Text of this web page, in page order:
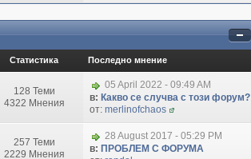
Статистика Последно мнение
128 Теми
4322 Мнения
05 April 2022 - 09:49 AM
в: Какво се случва с този форум?
от: merlinofchaos
257 Теми
2229 Мнения
28 August 2017 - 05:29 PM
в: ПРОБЛЕМ С ФОРУМА